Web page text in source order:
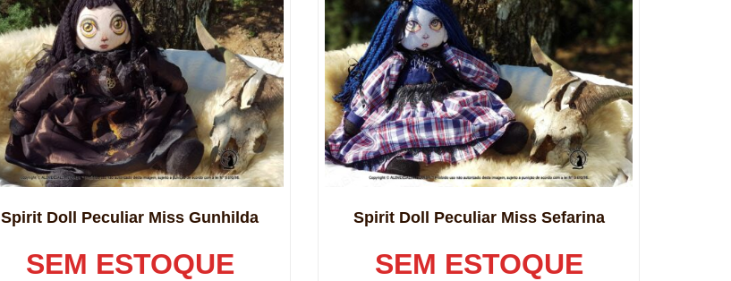
Spirit Doll Peculiar Miss Gunhilda
SEM ESTOQUE
Spirit Doll Peculiar Miss Sefarina
SEM ESTOQUE